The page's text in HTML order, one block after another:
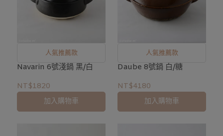
人氣推薦款
Navarin 6號淺鍋 黑/白
NT$1820
加入購物車
人氣推薦款
Daube 8號鍋 白/糖
NT$4180
加入購物車